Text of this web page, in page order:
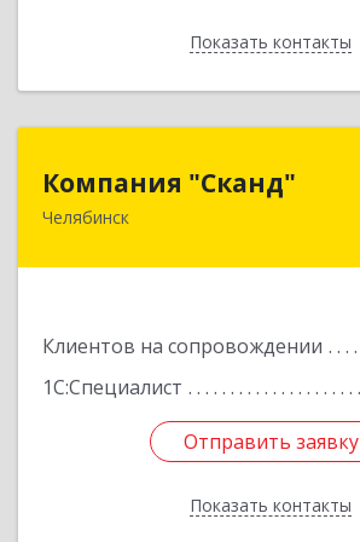
Показать контакты
Назад
Компания "Сканд"
Челябинск
Клиентов на сопровождении
1С:Специалист
Отправить заявку
Показать контакты
Отправить заявку
Назад